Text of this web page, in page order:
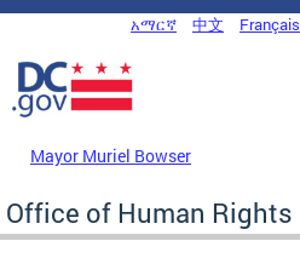
Skip to main content
DC Agency Top Menu
አማርኛ 中文 Français
Mayor Muriel Bowser
Office of Human Rights